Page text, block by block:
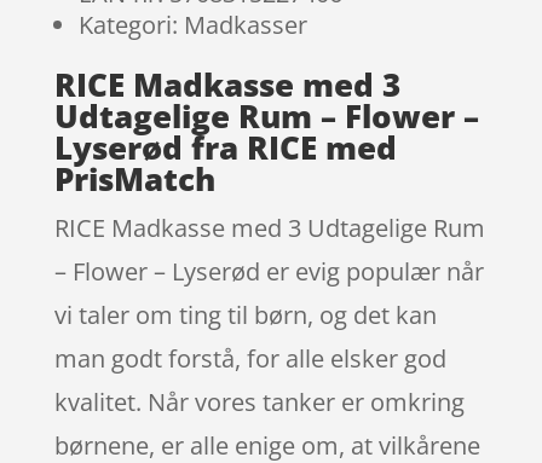
Kategori: Madkasser
RICE Madkasse med 3
Udtagelige Rum – Flower –
Lyserød fra RICE med
PrisMatch
RICE Madkasse med 3 Udtagelige Rum
– Flower – Lyserød er evig populær når
vi taler om ting til børn, og det kan
man godt forstå, for alle elsker god
kvalitet. Når vores tanker er omkring
børnene, er alle enige om, at vilkårene